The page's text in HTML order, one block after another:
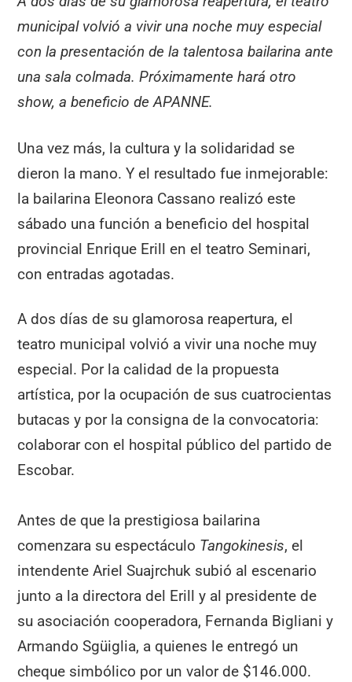
municipal volvió a vivir una noche muy especial
con la presentación de la talentosa bailarina ante
una sala colmada. Próximamente hará otro
show, a beneficio de APANNE.
Una vez más, la cultura y la solidaridad se
dieron la mano. Y el resultado fue inmejorable:
la bailarina Eleonora Cassano realizó este
sábado una función a beneficio del hospital
provincial Enrique Erill en el teatro Seminari,
con entradas agotadas.
A dos días de su glamorosa reapertura, el
teatro municipal volvió a vivir una noche muy
especial. Por la calidad de la propuesta
artística, por la ocupación de sus cuatrocientas
butacas y por la consigna de la convocatoria:
colaborar con el hospital público del partido de
Escobar.
Antes de que la prestigiosa bailarina
comenzara su espectáculo Tangokinesis, el
intendente Ariel Suajrchuk subió al escenario
junto a la directora del Erill y al presidente de
su asociación cooperadora, Fernanda Bigliani y
Armando Sgüiglia, a quienes le entregó un
cheque simbólico por un valor de $146.000.